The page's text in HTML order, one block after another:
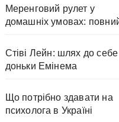
Меренговий рулет у
домашніх умовах: повний
Стіві Лейн: шлях до себе
доньки Емінема
Що потрібно здавати на
психолога в Україні